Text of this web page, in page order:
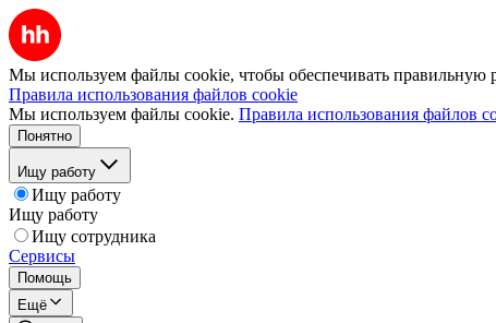
Мы используем файлы cookie, чтобы обеспечивать правильную
Правила использования файлов cookie
Мы используем файлы cookie. Правила использования файлов
Понятно
Ищу работу
Ищу работу
Ищу работу
Ищу сотрудника
Сервисы
Помощь
Ещё